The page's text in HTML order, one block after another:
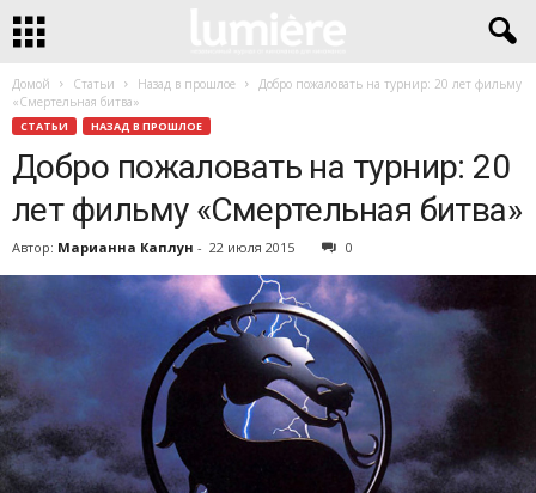
Домой Статьи Назад в прошлое
Добро пожаловать на турнир: 20 лет фильму
«Смертельная битва»
СТАТЬИ НАЗАД В ПРОШЛОЕ
Добро пожаловать на турнир: 20
лет фильму «Смертельная битва»
Автор: Марианна Каплун - 22 июля 2015 0